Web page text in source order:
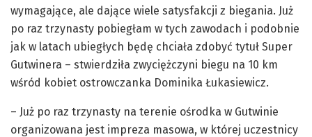
wymagające, ale dające wiele satysfakcji z biegania. Już
po raz trzynasty pobiegłam w tych zawodach i podobnie
jak w latach ubiegłych będę chciała zdobyć tytuł Super
Gutwinera – stwierdziła zwyciężczyni biegu na 10 km
wśród kobiet ostrowczanka Dominika Łukasiewicz.
– Już po raz trzynasty na terenie ośrodka w Gutwinie
organizowana jest impreza masowa, w której uczestnicy